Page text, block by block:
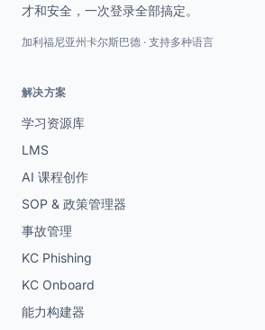
才和安全，一次登录全部搞定。
加利福尼亚州卡尔斯巴德 · 支持多种语言
解决方案
学习资源库
LMS
AI 课程创作
SOP & 政策管理器
事故管理
KC Phishing
KC Onboard
能力构建器